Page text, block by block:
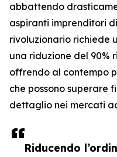
Riducendo
abbattendo
aspiranti imprenditori
rivoluzionario richiede
una riduzione del 90%
offrendo al contempo
che possono superare
dettaglio nei mercati